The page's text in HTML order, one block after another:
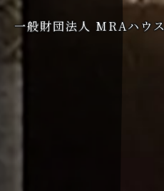
一般財団法人 MRAハウス